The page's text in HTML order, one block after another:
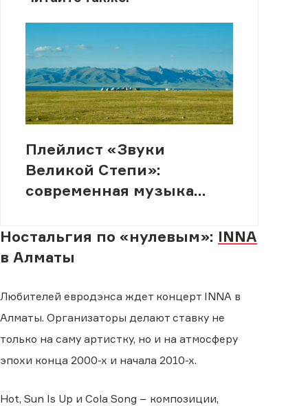
Плейлист «Звуки
Великой Степи»:
современная музыка
жанров
Ностальгия по «нулевым»: INNA
в Алматы
Любителей евродэнса ждет концерт INNA в
Алматы. Организаторы делают ставку не
только на саму артистку, но и на атмосферу
эпохи конца 2000-х и начала 2010-х.
Hot, Sun Is Up и Cola Song − композиции,